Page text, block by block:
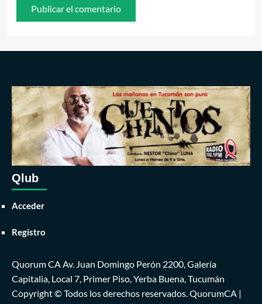
Qlub
Acceder
Registro
Quorum CA Av. Juan Domingo Perón 2200, Galería
Capitalia, Local 7, Primer Piso, Yerba Buena, Tucumán
Copyright © Todos los derechos reservados. QuorumCA |